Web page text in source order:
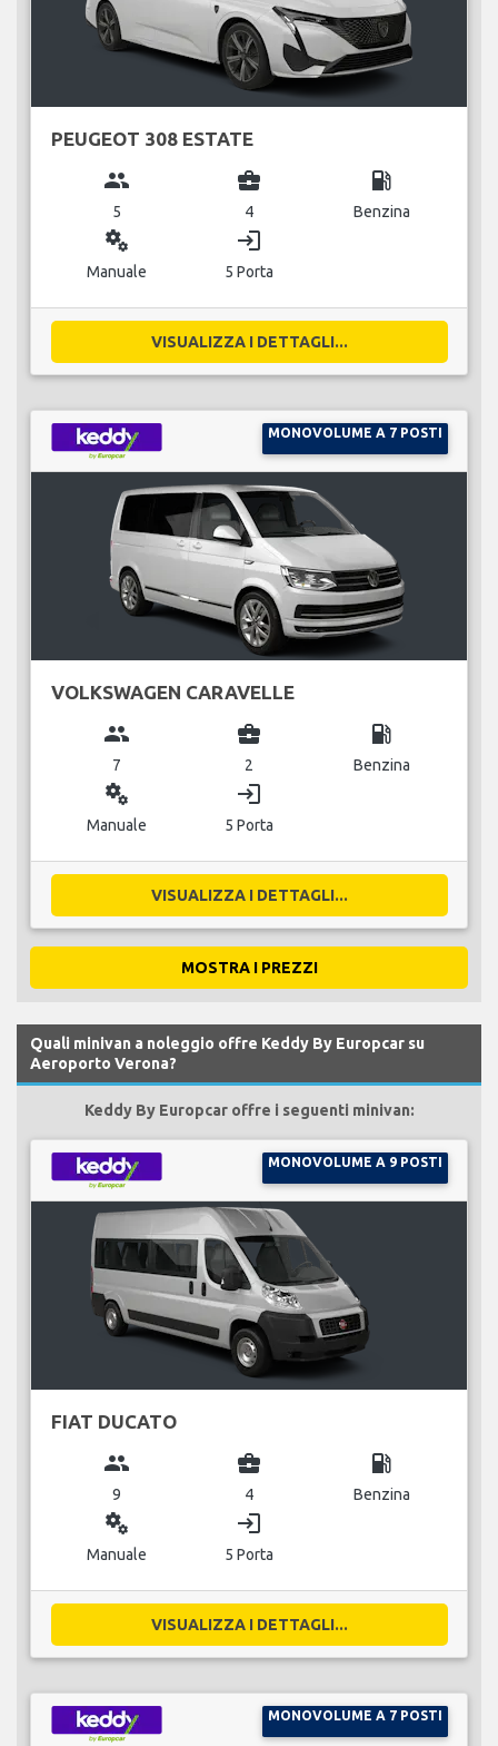
PEUGEOT 308 ESTATE
group
5
business_center
4
local_gas_station
Benzina
miscellaneous_services
Manuale
login
5 Porta
VISUALIZZA I DETTAGLI...
MONOVOLUME A 7 POSTI
VOLKSWAGEN CARAVELLE
group
7
business_center
2
local_gas_station
Benzina
miscellaneous_services
Manuale
login
5 Porta
VISUALIZZA I DETTAGLI...
MOSTRA I PREZZI
Quali minivan a noleggio offre Keddy By Europcar su
Aeroporto Verona?
Keddy By Europcar offre i seguenti minivan:
MONOVOLUME A 9 POSTI
FIAT DUCATO
group
9
business_center
4
local_gas_station
Benzina
miscellaneous_services
Manuale
login
5 Porta
VISUALIZZA I DETTAGLI...
MONOVOLUME A 7 POSTI